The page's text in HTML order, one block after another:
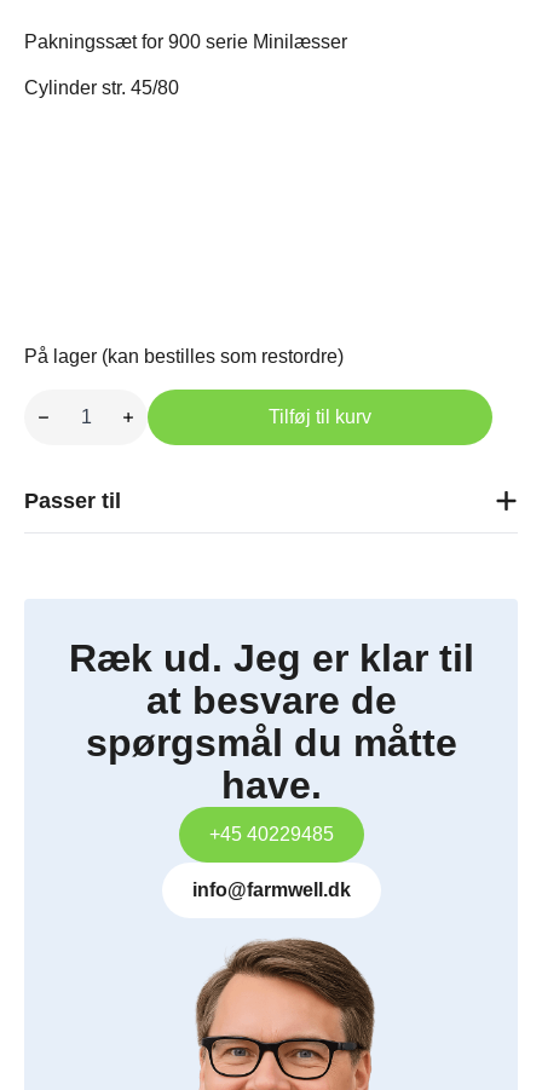
Pakningssæt for 900 serie Minilæsser
Cylinder str. 45/80
På lager (kan bestilles som restordre)
45/80
Tilføj til kurv
Passer til
Ræk ud. Jeg er klar til
at besvare de
spørgsmål du måtte
have.
+45 40229485
info@farmwell.dk